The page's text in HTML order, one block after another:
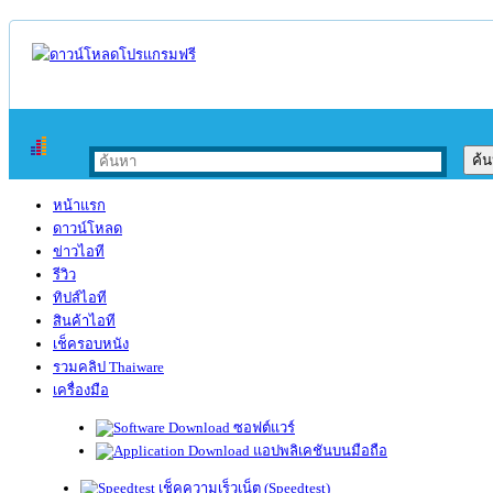
หน้าแรก
ดาวน์โหลด
ข่าวไอที
รีวิว
ทิปส์ไอที
สินค้าไอที
เช็ครอบหนัง
รวมคลิป Thaiware
เครื่องมือ
ซอฟต์แวร์
แอปพลิเคชันบนมือถือ
เช็คความเร็วเน็ต (Speedtest)